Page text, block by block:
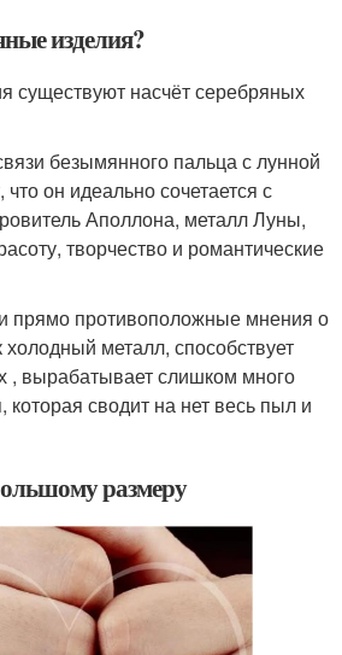
изделия?
существуют насчёт серебряных
безымянного пальца с лунной
что он идеально сочетается с
Аполлона, металл Луны,
творчество и романтические
прямо противоположные мнения о
холодный металл, способствует
, вырабатывает слишком много
которая сводит на нет весь пыл и
размеру